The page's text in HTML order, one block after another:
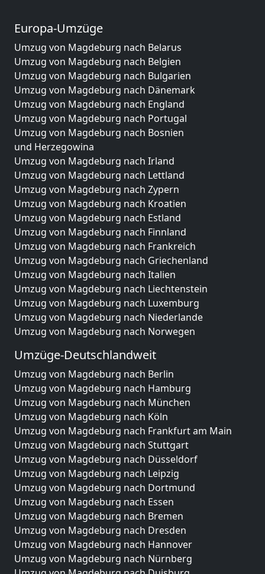
Europa-Umzüge
Umzug von Magdeburg nach Belarus
Umzug von Magdeburg nach Belgien
Umzug von Magdeburg nach Bulgarien
Umzug von Magdeburg nach Dänemark
Umzug von Magdeburg nach England
Umzug von Magdeburg nach Portugal
Umzug von Magdeburg nach Bosnien
und Herzegowina
Umzug von Magdeburg nach Irland
Umzug von Magdeburg nach Lettland
Umzug von Magdeburg nach Zypern
Umzug von Magdeburg nach Kroatien
Umzug von Magdeburg nach Estland
Umzug von Magdeburg nach Finnland
Umzug von Magdeburg nach Frankreich
Umzug von Magdeburg nach Griechenland
Umzug von Magdeburg nach Italien
Umzug von Magdeburg nach Liechtenstein
Umzug von Magdeburg nach Luxemburg
Umzug von Magdeburg nach Niederlande
Umzug von Magdeburg nach Norwegen
Umzüge-Deutschlandweit
Umzug von Magdeburg nach Berlin
Umzug von Magdeburg nach Hamburg
Umzug von Magdeburg nach München
Umzug von Magdeburg nach Köln
Umzug von Magdeburg nach Frankfurt am Main
Umzug von Magdeburg nach Stuttgart
Umzug von Magdeburg nach Düsseldorf
Umzug von Magdeburg nach Leipzig
Umzug von Magdeburg nach Dortmund
Umzug von Magdeburg nach Essen
Umzug von Magdeburg nach Bremen
Umzug von Magdeburg nach Dresden
Umzug von Magdeburg nach Hannover
Umzug von Magdeburg nach Nürnberg